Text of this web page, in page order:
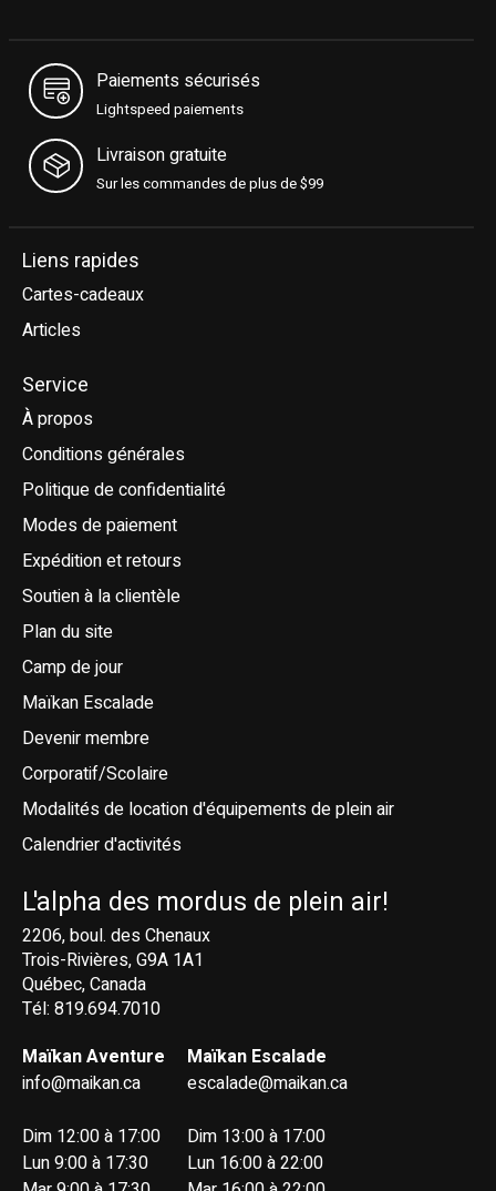
Paiements sécurisés
Lightspeed paiements
Livraison gratuite
Sur les commandes de plus de $99
Liens rapides
Cartes-cadeaux
Articles
Service
À propos
Conditions générales
Politique de confidentialité
Modes de paiement
Expédition et retours
Soutien à la clientèle
Plan du site
Camp de jour
Maïkan Escalade
Devenir membre
Corporatif/Scolaire
Modalités de location d'équipements de plein air
Calendrier d'activités
L'alpha des mordus de plein air!
2206, boul. des Chenaux
Trois-Rivières, G9A 1A1
Québec, Canada
Tél: 819.694.7010
Maïkan Aventure
info@maikan.ca
Dim 12:00 à 17:00
Lun 9:00 à 17:30
Maïkan Escalade
escalade@maikan.ca
Dim 13:00 à 17:00
Lun 16:00 à 22:00